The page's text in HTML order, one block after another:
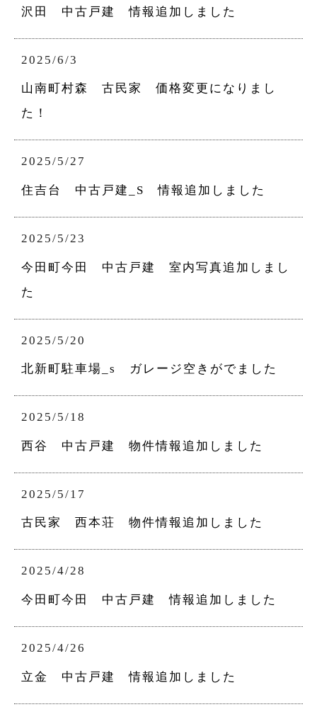
沢田 中古戸建 情報追加しました
2025/6/3
山南町村森 古民家 価格変更になりまし
た！
2025/5/27
住吉台 中古戸建_S 情報追加しました
2025/5/23
今田町今田 中古戸建 室内写真追加しまし
た
2025/5/20
北新町駐車場_s ガレージ空きがでました
2025/5/18
西谷 中古戸建 物件情報追加しました
2025/5/17
古民家 西本荘 物件情報追加しました
2025/4/28
今田町今田 中古戸建 情報追加しました
2025/4/26
立金 中古戸建 情報追加しました